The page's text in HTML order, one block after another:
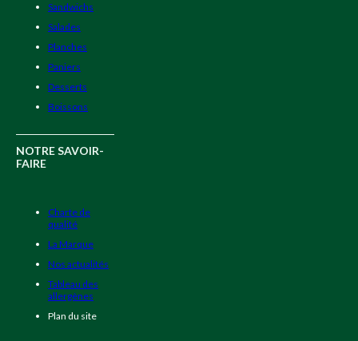
Sandwichs
Salades
Planches
Paniers
Desserts
Boissons
NOTRE SAVOIR-
FAIRE
Charte de
qualité
La Marque
Nos actualités
Tableau des
allergènes
Plan du site